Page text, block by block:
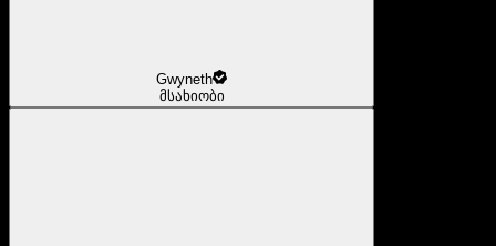
Gwyneth
მსახიობი